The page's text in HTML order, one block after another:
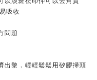
吸收
問題
出黎，輕輕鬆鬆用矽膠掃頭